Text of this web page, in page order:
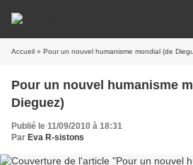
Accueil » Pour un nouvel humanisme mondial (de
Pour un nouvel humanisme
Dieguez)
Publié le 11/09/2010 à 18:31
Par Eva R-sistons